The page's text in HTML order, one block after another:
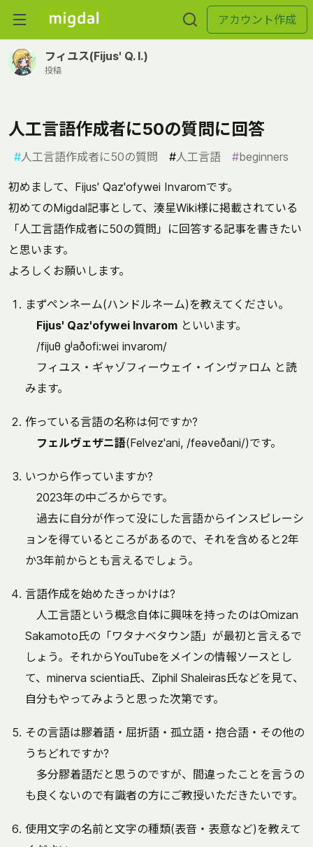
アカウント作成
フィユス(Fijus' Q. I.)
投稿
人工言語作成者に50の質問に回答
#人工言語作成者に50の質問 #人工言語 #beginners
初めまして、Fijus' Qaz'ofywei Invaromです。
初めてのMigdal記事として、湊星Wiki様に掲載されている
「人工言語作成者に50の質問」に回答する記事を書きたい
と思います。
よろしくお願いします。
まずペンネーム(ハンドルネーム)を教えてください。
Fijus' Qaz'ofywei Invarom といいます。
/fijuθ gʲaðofi:wei invarom/
フィユス・ギャゾフィーウェイ・インヴァロム と読
みます。
作っている言語の名称は何ですか?
フェルヴェザニ語(Felvez'ani, /feəveðani/)です。
いつから作っていますか?
2023年の中ごろからです。
過去に自分が作って没にした言語からインスピレーシ
ョンを得ているところがあるので、それを含めると2年
か3年前からとも言えるでしょう。
言語作成を始めたきっかけは?
人工言語という概念自体に興味を持ったのはOmizan
Sakamoto氏の「ワタナベタウン語」が最初と言えるで
しょう。それからYouTubeをメインの情報ソースとし
て、minerva scientia氏、Ziphil Shaleiras氏などを見て、
自分もやってみようと思った次第です。
その言語は膠着語・屈折語・孤立語・抱合語・その他の
うちどれですか?
多分膠着語だと思うのですが、間違ったことを言うの
も良くないので有識者の方にご教授いただきたいです。
使用文字の名前と文字の種類(表音・表意など)を教えて